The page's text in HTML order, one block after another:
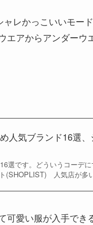
レかっこいいモー
エアからアンダーウ
人気ブランド16選
選です。どういうコーデ
(SHOPLIST) 人気店が多
可愛い服が入手でき